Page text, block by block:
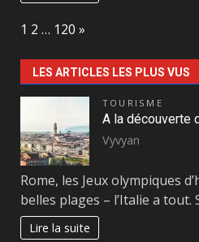
Page:
1 2 … 120 Next
»
LES ARTICLES LES PLUS VUS
TOURISME
A la découverte
Vyvyan
Rome, les Jeux olympiques
belles plages – l’Italie a tout.
Lire la suite